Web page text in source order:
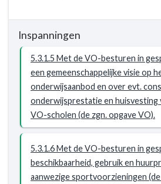
(IHP)
van
wordt
uitgevoerd
samenspraak
met
schoolbesturen.
Inspanningen
5.3.1.5 Met de VO-besturen in
een gemeenschappelijke visie op
onderwijsaanbod en over evt.
onderwijsprestatie en huisvesting
VO-scholen (de zgn. opgave VO).
5.3.1.6 Met de VO-besturen in
beschikbaarheid, gebruik en
aanwezige sportvoorzieningen